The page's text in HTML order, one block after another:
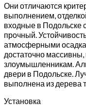
Они отличаются
выполнением,
входные в
прочный.
атмосферными
достаточно
злоумышленникам.
двери в Подольске.
выполнена из дерева
Установка